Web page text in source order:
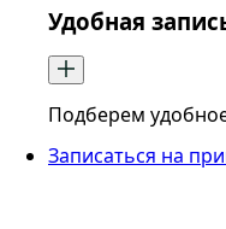
Удобная
Подберем
Записаться на